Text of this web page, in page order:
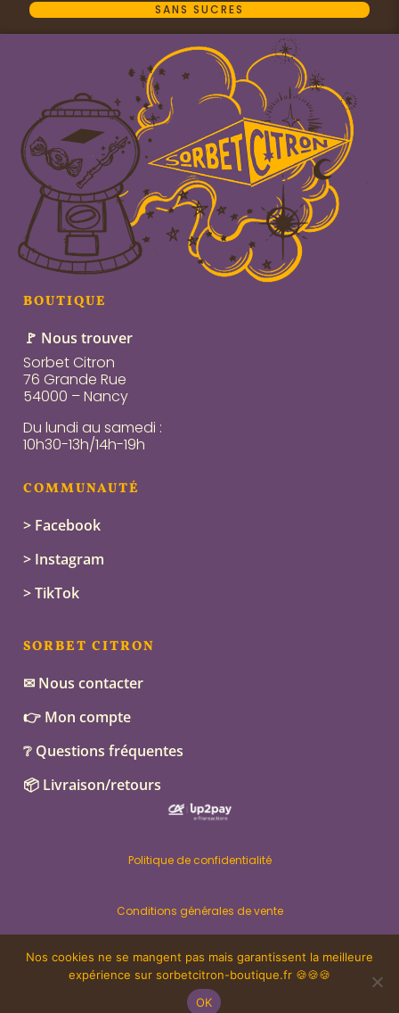
SANS SUCRES
BOUTIQUE
🚩 Nous trouver
Sorbet Citron
76 Grande Rue
54000 – Nancy
Du lundi au samedi :
10h30-13h/14h-19h
COMMUNAUTÉ
> Facebook
> Instagram
> TikTok
SORBET CITRON
✉ Nous contacter
👉 Mon compte
❔ Questions fréquentes
📦 Livraison/retours
Politique de confidentialité
Conditions générales de vente
Mentions légales – CARAJI
Nos cookies ne se mangent pas mais garantissent la meilleure
expérience sur sorbetcitron-boutique.fr 🍪🍪🍪
OK